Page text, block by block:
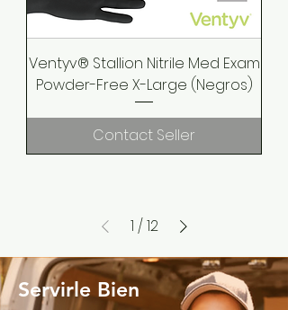
Ventyv® Stallion Nitrile Med Exam
Powder-Free X-Large (Negros)
Contact Seller
1 /12
Servirle Bien